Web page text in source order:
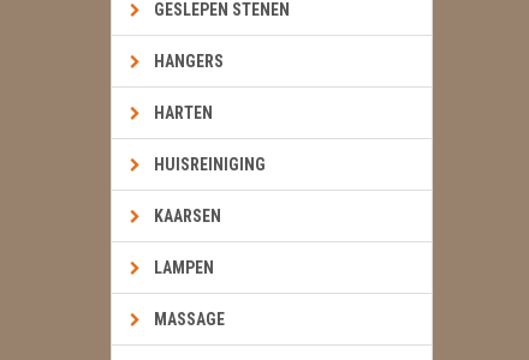
GESLEPEN STENEN
HANGERS
HARTEN
HUISREINIGING
KAARSEN
LAMPEN
MASSAGE